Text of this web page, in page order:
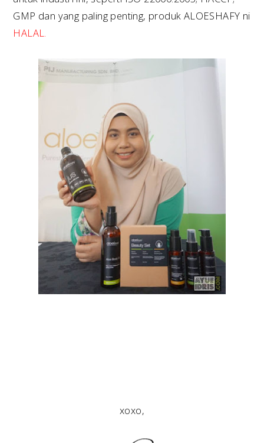
GMP dan yang paling penting, produk ALOESHAFY ni
HALAL.
xoxo,